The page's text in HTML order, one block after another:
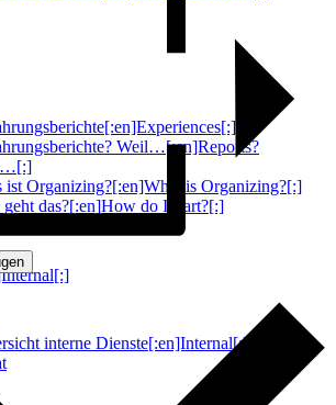
Weil…[:en]Reports?
ist Organizing?[:en]What is Organizing?[:]
geht das?[:en]How do I start?[:]
interne Dienste[:en]Internal[:]